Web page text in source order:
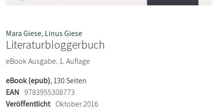
Mara Giese, Linus Giese
Literaturbloggerbuch
eBook Ausgabe. 1. Auflage
eBook (epub), 130 Seiten
EAN 9783955308773
Veröffentlicht Oktober 2016